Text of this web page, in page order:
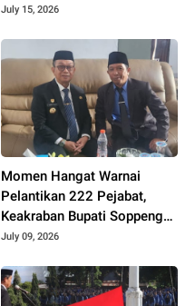
untuk Warga
July 15, 2026
Momen Hangat Warnai
Pelantikan 222 Pejabat,
Keakraban Bupati Soppeng
dan Kepala Kemenag Curi
July 09, 2026